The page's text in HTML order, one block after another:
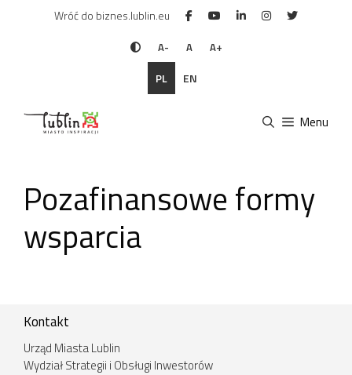
Wróć do biznes.lublin.eu
A- A A+
PL EN
Menu
Pozafinansowe formy
wsparcia
Kontakt
Urząd Miasta Lublin
Wydział Strategii i Obsługi Inwestorów